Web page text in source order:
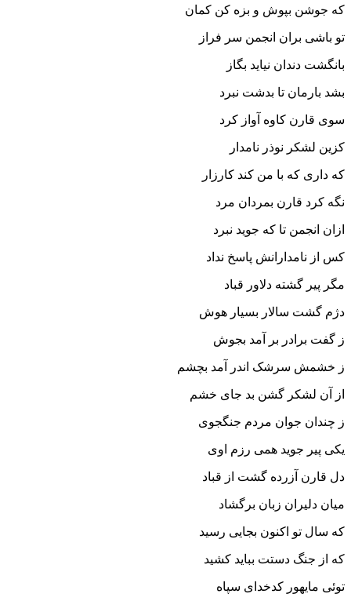
که جوشن بپوش و بزه کن کمان‏
تو باشى بران انجمن سر فراز
بانگشت دندان نیاید بگاز
بشد بارمان تا بدشت نبرد
سوى قارن کاوه آواز کرد
کزین لشکر نوذر نامدار
که دارى که با من کند کارزار
نگه کرد قارن بمردان مرد
ازان انجمن تا که جوید نبرد
کس از نامدارانش پاسخ نداد
مگر پیر گشته دلاور قباد
دژم گشت سالار بسیار هوش
ز گفت برادر بر آمد بجوش‏
ز خشمش سرشک اندر آمد بچشم
از آن لشکر گشن بد جاى خشم‏
ز چندان جوان مردم جنگجوى
یکى پیر جوید همى رزم اوى‏
دل قارن آزرده گشت از قباد
میان دلیران زبان برگشاد
که سال تو اکنون بجایى رسید
که از جنگ دستت بباید کشید
توئى مایه‏ور کدخداى سپاه